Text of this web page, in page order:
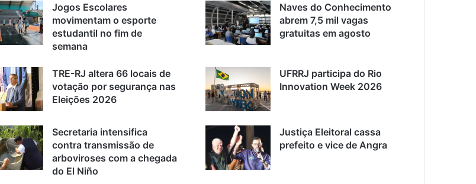
Jogos Escolares
movimentam o esporte
estudantil no fim de
semana
Naves do Conhecimento
abrem 7,5 mil vagas
gratuitas em agosto
TRE-RJ altera 66 locais de
votação por segurança nas
Eleições 2026
UFRRJ participa do Rio
Innovation Week 2026
Secretaria intensifica
contra transmissão de
arboviroses com a chegada
do El Niño
Justiça Eleitoral cassa
prefeito e vice de Angra